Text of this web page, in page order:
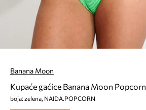
Banana Moon
Kupaće gaćice Banana Moon Popcorn
boja: zelena, NAIDA.POPCORN